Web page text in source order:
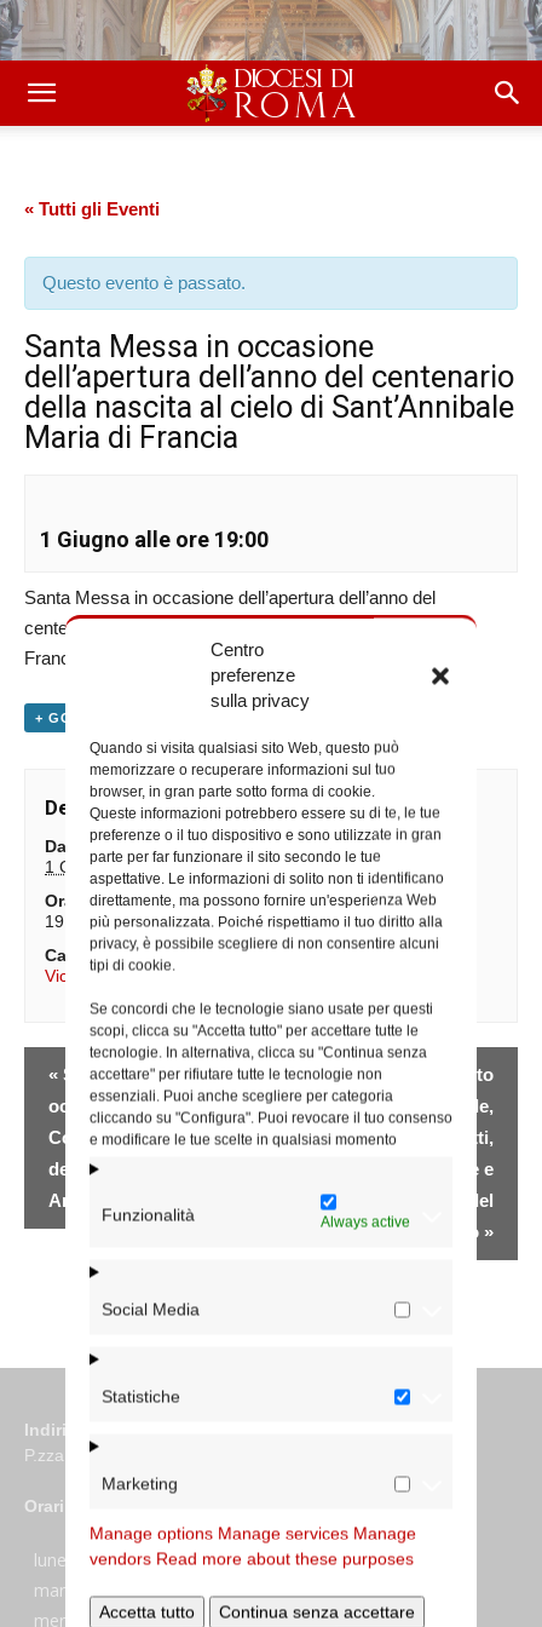
Centro
preferenze
sulla privacy
Quando si visita qualsiasi sito Web, questo può
memorizzare o recuperare informazioni sul tuo
browser, in gran parte sotto forma di cookie.
Queste informazioni potrebbero essere su di te, le tue
preferenze o il tuo dispositivo e sono utilizzate in gran
parte per far funzionare il sito secondo le tue
aspettative. Le informazioni di solito non ti identificano
direttamente, ma possono fornire un'esperienza Web
più personalizzata. Poiché rispettiamo il tuo diritto alla
privacy, è possibile scegliere di non consentire alcuni
tipi di cookie.
Se concordi che le tecnologie siano usate per questi
scopi, clicca su "Accetta tutto" per accettare tutte le
tecnologie. In alternativa, clicca su "Continua senza
accettare" per rifiutare tutte le tecnologie non
essenziali. Puoi anche scegliere per categoria
cliccando su "Configura". Puoi revocare il tuo consenso
e modificare le tue scelte in qualsiasi momento
Funzionalità Always active
Social Media
Statistiche
Marketing
Manage options Manage services Manage
vendors Read more about these purposes
Accetta tutto
Continua senza accettare
« Tutti gli Eventi
Questo evento è passato.
Santa Messa in occasione
dell’apertura dell’anno del centenario
della nascita al cielo di Sant’Annibale
Maria di Francia
1 Giugno alle ore 19:00
Santa Messa in occasione dell’apertura dell’anno del
centenario della nascita al cielo di Sant’Annibale Maria di
Francia
+ GOOGLE CALENDAR
Dettagli
Data:
1 Giugno
Ora:
19:00
Categoria Evento:
Vicario Generale
Evento
Navigazione
« Santa Messa in
occasione del 30°
Convegno Nazionale
della Comunità Gesù
Ama
Incontro congiunto
Consiglio presbiterale,
Consiglio dei prefetti,
Consiglio pastorale e
direttori degli Uffici del
Vicariato »
Indirizzo
P.zza S. Giovanni in Laterano 6 00184 Roma
Orari
lunedi:
7:45–13:45
martedi:
mercoledi:
7:45–13:15 e 14:00-17:30